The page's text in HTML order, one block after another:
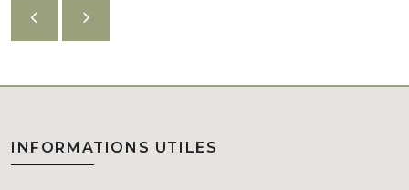
INFORMATIONS UTILES